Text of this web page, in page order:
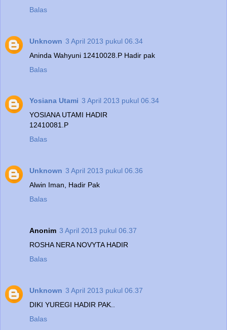
Balas
Unknown 3 April 2013 pukul 06.34
Aninda Wahyuni 12410028.P Hadir pak
Balas
Yosiana Utami 3 April 2013 pukul 06.34
YOSIANA UTAMI HADIR
12410081.P
Balas
Unknown 3 April 2013 pukul 06.36
Alwin Iman, Hadir Pak
Balas
Anonim 3 April 2013 pukul 06.37
ROSHA NERA NOVYTA HADIR
Balas
Unknown 3 April 2013 pukul 06.37
DIKI YUREGI HADIR PAK..
Balas